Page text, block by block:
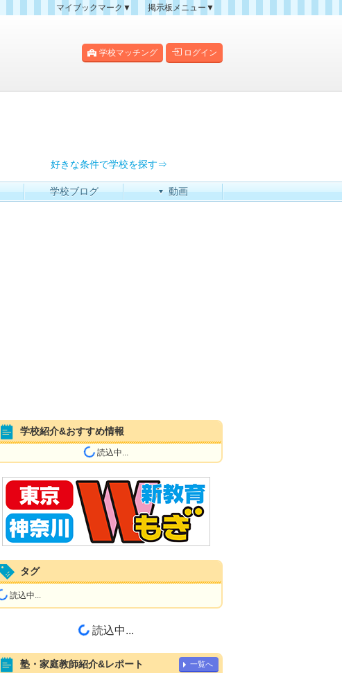
マイブックマーク▼
掲示板メニュー▼
掲示板マップ
人気スレッドランキング
学校マッチング ログイン
好きな条件で学校を探す⇒
学校ブログ 動画
学校紹介&おすすめ情報
読込中...
タグ
読込中...
読込中...
塾・家庭教師紹介&レポート 一覧へ